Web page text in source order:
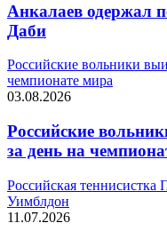
Анкалаев одержал
Даби
Российские вольники
чемпионате мира
03.08.2026
Российские
за день на
Российская
Уимблдон
11.07.2026